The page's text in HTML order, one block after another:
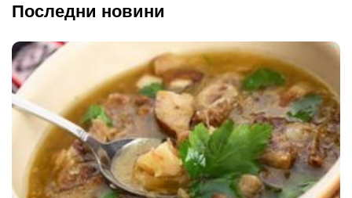
Последни новини